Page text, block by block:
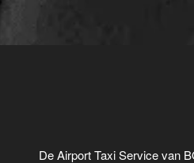
De Airport Taxi Service van